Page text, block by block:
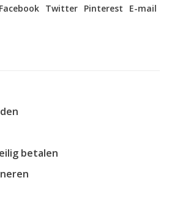
Facebook Twitter Pinterest E-mail
betalen